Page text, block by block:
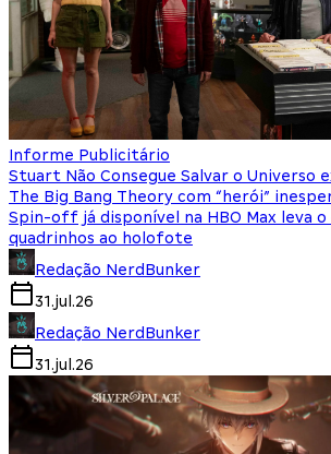
Informe Publicitário
Stuart Não Consegue Salvar o Universo
The Big Bang Theory com “herói”
Spin-off já disponível na HBO Max leva o
quadrinhos ao holofote
Redação NerdBunker
31.jul.26
Redação NerdBunker
31.jul.26